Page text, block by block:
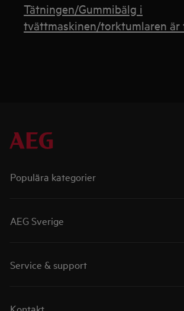
Tätningen/Gummibälg i
tvättmaskinen/torktumlaren är
Populära kategorier
AEG Sverige
Service & support